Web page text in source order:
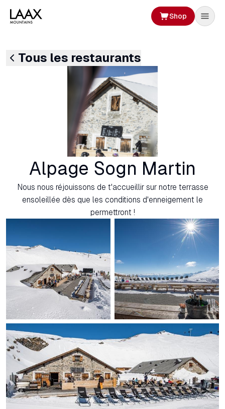
Shop
Tous les restaurants
Alpage Sogn Martin
Nous nous réjouissons de t'accueillir sur notre terrasse
ensoleillée dès que les conditions d'enneigement le
permettront !